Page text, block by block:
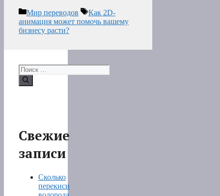
Рубрики
Мир переводов Метки
Как 2D-
анимация может помочь вашему
бизнесу расти?
Поиск:
Свежие
записи
Сколько
перекиси